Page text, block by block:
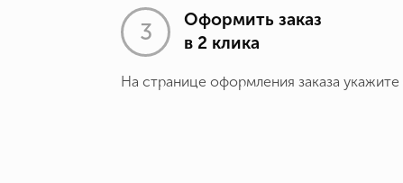
Оформить заказ
в 2 клика
На странице оформления заказа